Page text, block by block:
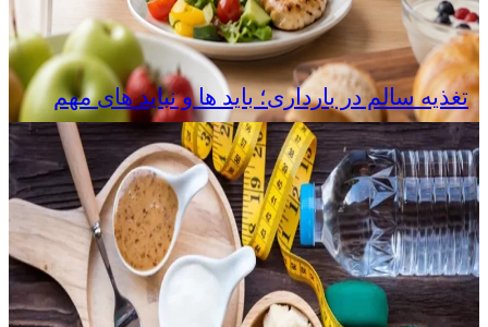
تغذیه سالم در بارداری؛ باید ها و نباید های مهم